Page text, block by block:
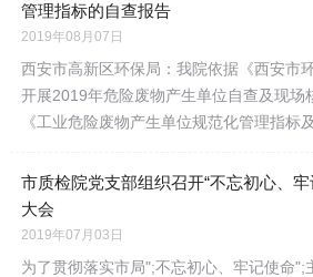
管理指标的自查报告
2019年08月07日
西安市高新区环保局：我院依据《西安市
开展2019年危险废物产生单位自查及现场
《工业危险废物产生单位规范化管理指标
市质检院党支部组织召开“不忘初心、
大会
2019年07月03日
为了贯彻落实市局";不忘初心、牢记使命";